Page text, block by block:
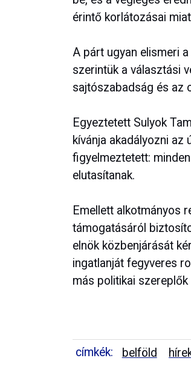
érintő korlátozásai
A párt ugyan elismeri
szerintük a választási
sajtószabadság és az
Egyeztetett Sulyok
kívánja akadályozni az
figyelmeztetett:
elutasítanak.
Emellett alkotmányos
támogatásáról
elnök közbenjárását
ingatlanját fegyveres
más politikai
címkék: belföld